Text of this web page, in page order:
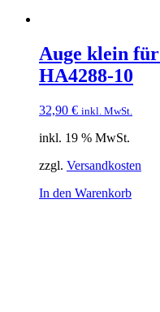
Auge klein
HA4288-10
32,90 € inkl. MwSt.
inkl. 19 % MwSt.
zzgl. Versandkosten
In den Warenkorb